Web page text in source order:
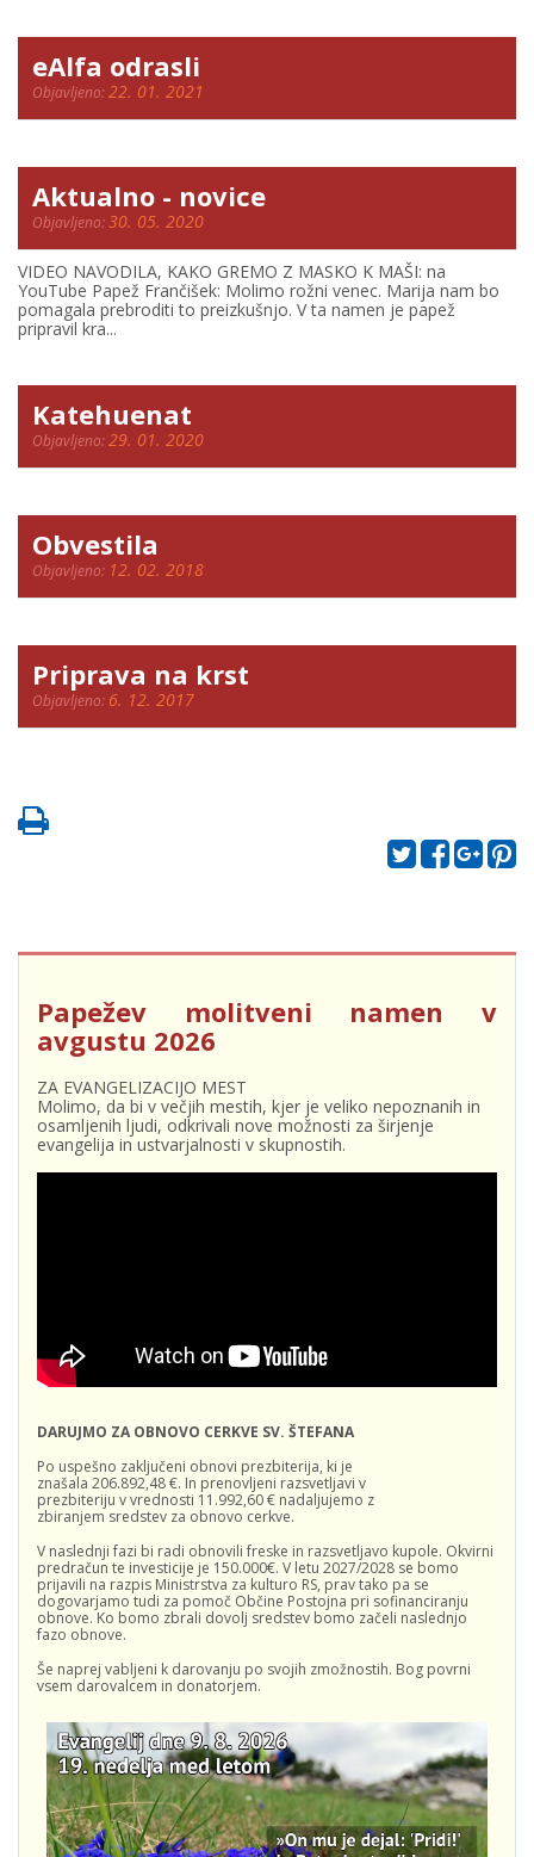
eAlfa odrasli
Objavljeno:22. 01. 2021
Aktualno - novice
Objavljeno:30. 05. 2020
VIDEO NAVODILA, KAKO GREMO Z MASKO K MAŠI: na
YouTube Papež Frančišek: Molimo rožni venec. Marija nam bo
pomagala prebroditi to preizkušnjo. V ta namen je papež
pripravil kra...
Katehuenat
Objavljeno:29. 01. 2020
Obvestila
Objavljeno: 12. 02. 2018
Priprava na krst
Objavljeno: 6. 12. 2017
Papežev molitveni namen v
avgustu 2026
ZA EVANGELIZACIJO MEST
Molimo, da bi v večjih mestih, kjer je veliko nepoznanih in
osamljenih ljudi, odkrivali nove možnosti za širjenje
evangelija in ustvarjalnosti v skupnostih.
DARUJMO ZA OBNOVO CERKVE SV. ŠTEFANA
Po uspešno zaključeni obnovi prezbiterija, ki je
znašala 206.892,48 €. In prenovljeni razsvetljavi v
prezbiteriju v vrednosti 11.992,60 € nadaljujemo z
zbiranjem sredstev za obnovo cerkve.
V naslednji fazi bi radi obnovili freske in razsvetljavo kupole. Okvirni
predračun te investicije je 150.000€. V letu 2027/2028 se bomo
prijavili na razpis Ministrstva za kulturo RS, prav tako pa se
dogovarjamo tudi za pomoč Občine Postojna pri sofinanciranju
obnove. Ko bomo zbrali dovolj sredstev bomo začeli naslednjo
fazo obnove.
Še naprej vabljeni k darovanju po svojih zmožnostih. Bog povrni
vsem darovalcem in donatorjem.